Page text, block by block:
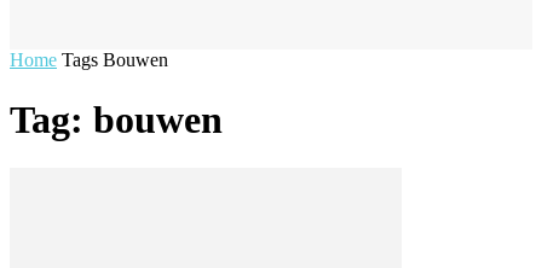
Home Tags Bouwen
Tag: bouwen